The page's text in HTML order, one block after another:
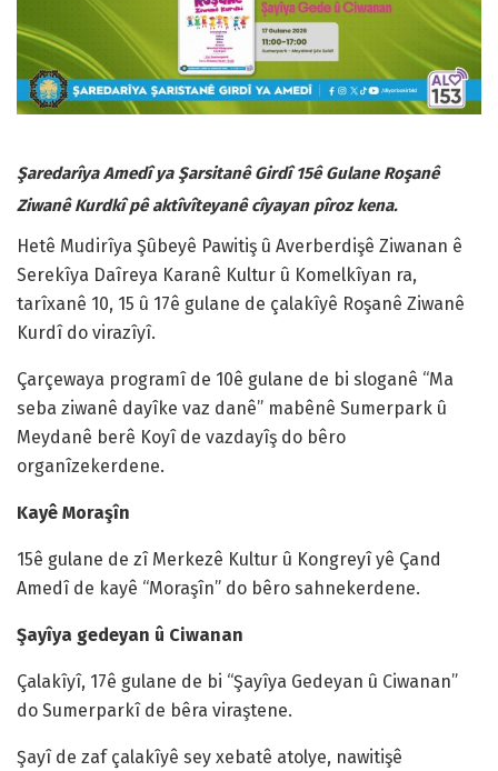
Şaredarîya Amedî ya Şarsitanê Girdî 15ê Gulane Roşanê
Ziwanê Kurdkî pê aktîvîteyanê cîyayan pîroz kena.
Hetê Mudirîya Şûbeyê Pawitiş û Averberdişê Ziwanan ê
Serekîya Daîreya Karanê Kultur û Komelkîyan ra,
tarîxanê 10, 15 û 17ê gulane de çalakîyê Roşanê Ziwanê
Kurdî do virazîyî.
Çarçewaya programî de 10ê gulane de bi sloganê “Ma
seba ziwanê dayîke vaz danê” mabênê Sumerpark û
Meydanê berê Koyî de vazdayîş do bêro
organîzekerdene.
Kayê Moraşîn
15ê gulane de zî Merkezê Kultur û Kongreyî yê Çand
Amedî de kayê “Moraşîn” do bêro sahnekerdene.
Şayîya gedeyan û Ciwanan
Çalakîyî, 17ê gulane de bi “Şayîya Gedeyan û Ciwanan”
do Sumerparkî de bêra viraştene.
Şayî de zaf çalakîyê sey xebatê atolye, nawitişê